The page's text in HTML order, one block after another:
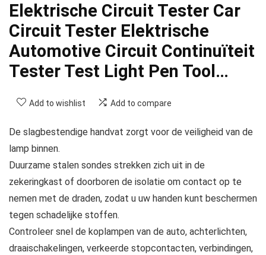
Elektrische Circuit Tester Car
Circuit Tester Elektrische
Automotive Circuit Continuïteit
Tester Test Light Pen Tool…
Add to wishlist Add to compare
De slagbestendige handvat zorgt voor de veiligheid van de
lamp binnen.
Duurzame stalen sondes strekken zich uit in de
zekeringkast of doorboren de isolatie om contact op te
nemen met de draden, zodat u uw handen kunt beschermen
tegen schadelijke stoffen.
Controleer snel de koplampen van de auto, achterlichten,
draaischakelingen, verkeerde stopcontacten, verbindingen,